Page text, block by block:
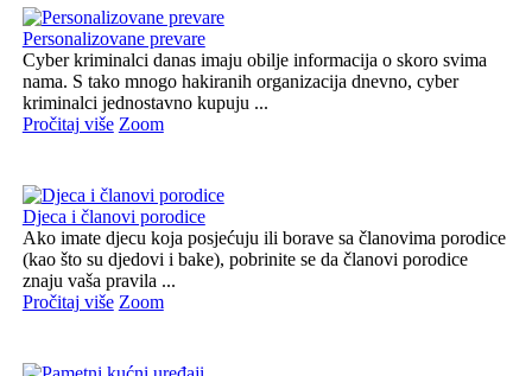
Personalizovane prevare
Cyber kriminalci danas imaju obilje informacija o skoro svima
nama. S tako mnogo hakiranih organizacija dnevno, cyber
kriminalci jednostavno kupuju ...
Pročitaj više Zoom
Djeca i članovi porodice
Ako imate djecu koja posjećuju ili borave sa članovima porodice
(kao što su djedovi i bake), pobrinite se da članovi porodice
znaju vaša pravila ...
Pročitaj više Zoom